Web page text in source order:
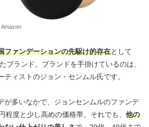
ファンデーションの先駆け的存在として
ブランド。ブランドを手掛けているのは、
ィストのジョン・センムル氏です。
が多いなかで、ジョンセンムルのファンデ
程度と少し高めの価格帯。それでも、 他の